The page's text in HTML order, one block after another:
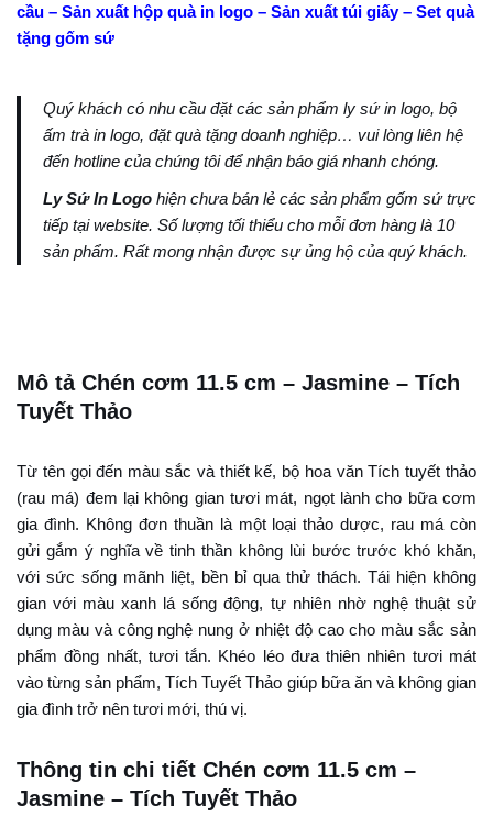
cầu – Sản xuất hộp quà in logo – Sản xuất túi giấy – Set quà
tặng gốm sứ
Quý khách có nhu cầu đặt các sản phẩm ly sứ in logo, bộ
ấm trà in logo, đặt quà tặng doanh nghiệp… vui lòng liên hệ
đến hotline của chúng tôi để nhận báo giá nhanh chóng.
Ly Sứ In Logo hiện chưa bán lẻ các sản phẩm gốm sứ trực
tiếp tại website. Số lượng tối thiểu cho mỗi đơn hàng là 10
sản phẩm. Rất mong nhận được sự ủng hộ của quý khách.
Mô tả Chén cơm 11.5 cm – Jasmine – Tích
Tuyết Thảo
Từ tên gọi đến màu sắc và thiết kế, bộ hoa văn Tích tuyết thảo
(rau má) đem lại không gian tươi mát, ngọt lành cho bữa cơm
gia đình. Không đơn thuần là một loại thảo dược, rau má còn
gửi gắm ý nghĩa về tinh thần không lùi bước trước khó khăn,
với sức sống mãnh liệt, bền bỉ qua thử thách. Tái hiện không
gian với màu xanh lá sống động, tự nhiên nhờ nghệ thuật sử
dụng màu và công nghệ nung ở nhiệt độ cao cho màu sắc sản
phẩm đồng nhất, tươi tắn. Khéo léo đưa thiên nhiên tươi mát
vào từng sản phẩm, Tích Tuyết Thảo giúp bữa ăn và không gian
gia đình trở nên tươi mới, thú vị.
Thông tin chi tiết Chén cơm 11.5 cm –
Jasmine – Tích Tuyết Thảo